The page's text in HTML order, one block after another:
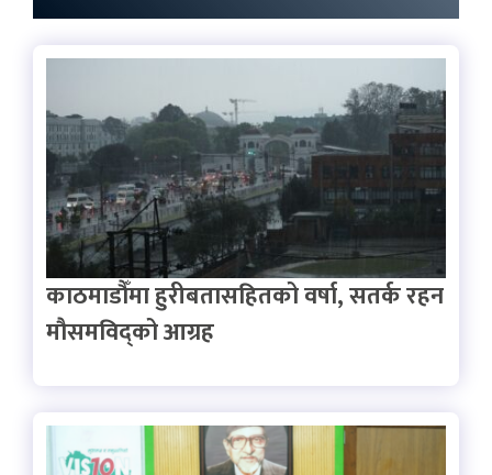
काठमाडौँमा हुरीबतासहितको वर्षा, सतर्क रहन
मौसमविद्को आग्रह